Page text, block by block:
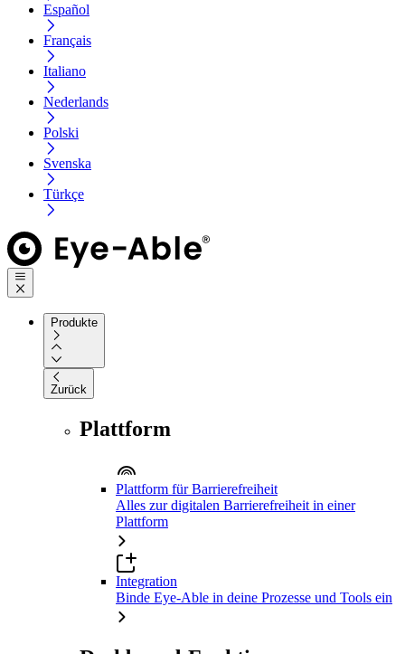
Español
Français
Italiano
Nederlands
Polski
Svenska
Türkçe
Produkte
Zurück
Plattform
Plattform für Barrierefreiheit
Alles zur digitalen Barrierefreiheit in einer
Plattform
Integration
Binde Eye-Able in deine Prozesse und Tools ein